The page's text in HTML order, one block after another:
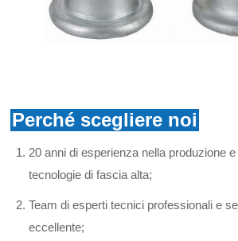
Perché scegliere noi
20 anni di esperienza nella produzione
tecnologie di fascia alta;
Team di esperti tecnici professionali e
eccellente;